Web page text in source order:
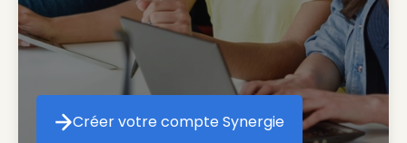
Créer votre compte Synergie
Créer votre compte Synergie